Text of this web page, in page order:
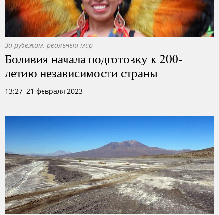
За рубежом: реальный мир
Боливия начала подготовку к 200-
летию независимости страны
13:27 21 февраля 2023